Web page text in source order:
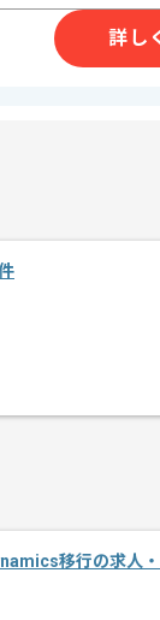
1回
1人
ト作業も可能で
詳し
移行の求人